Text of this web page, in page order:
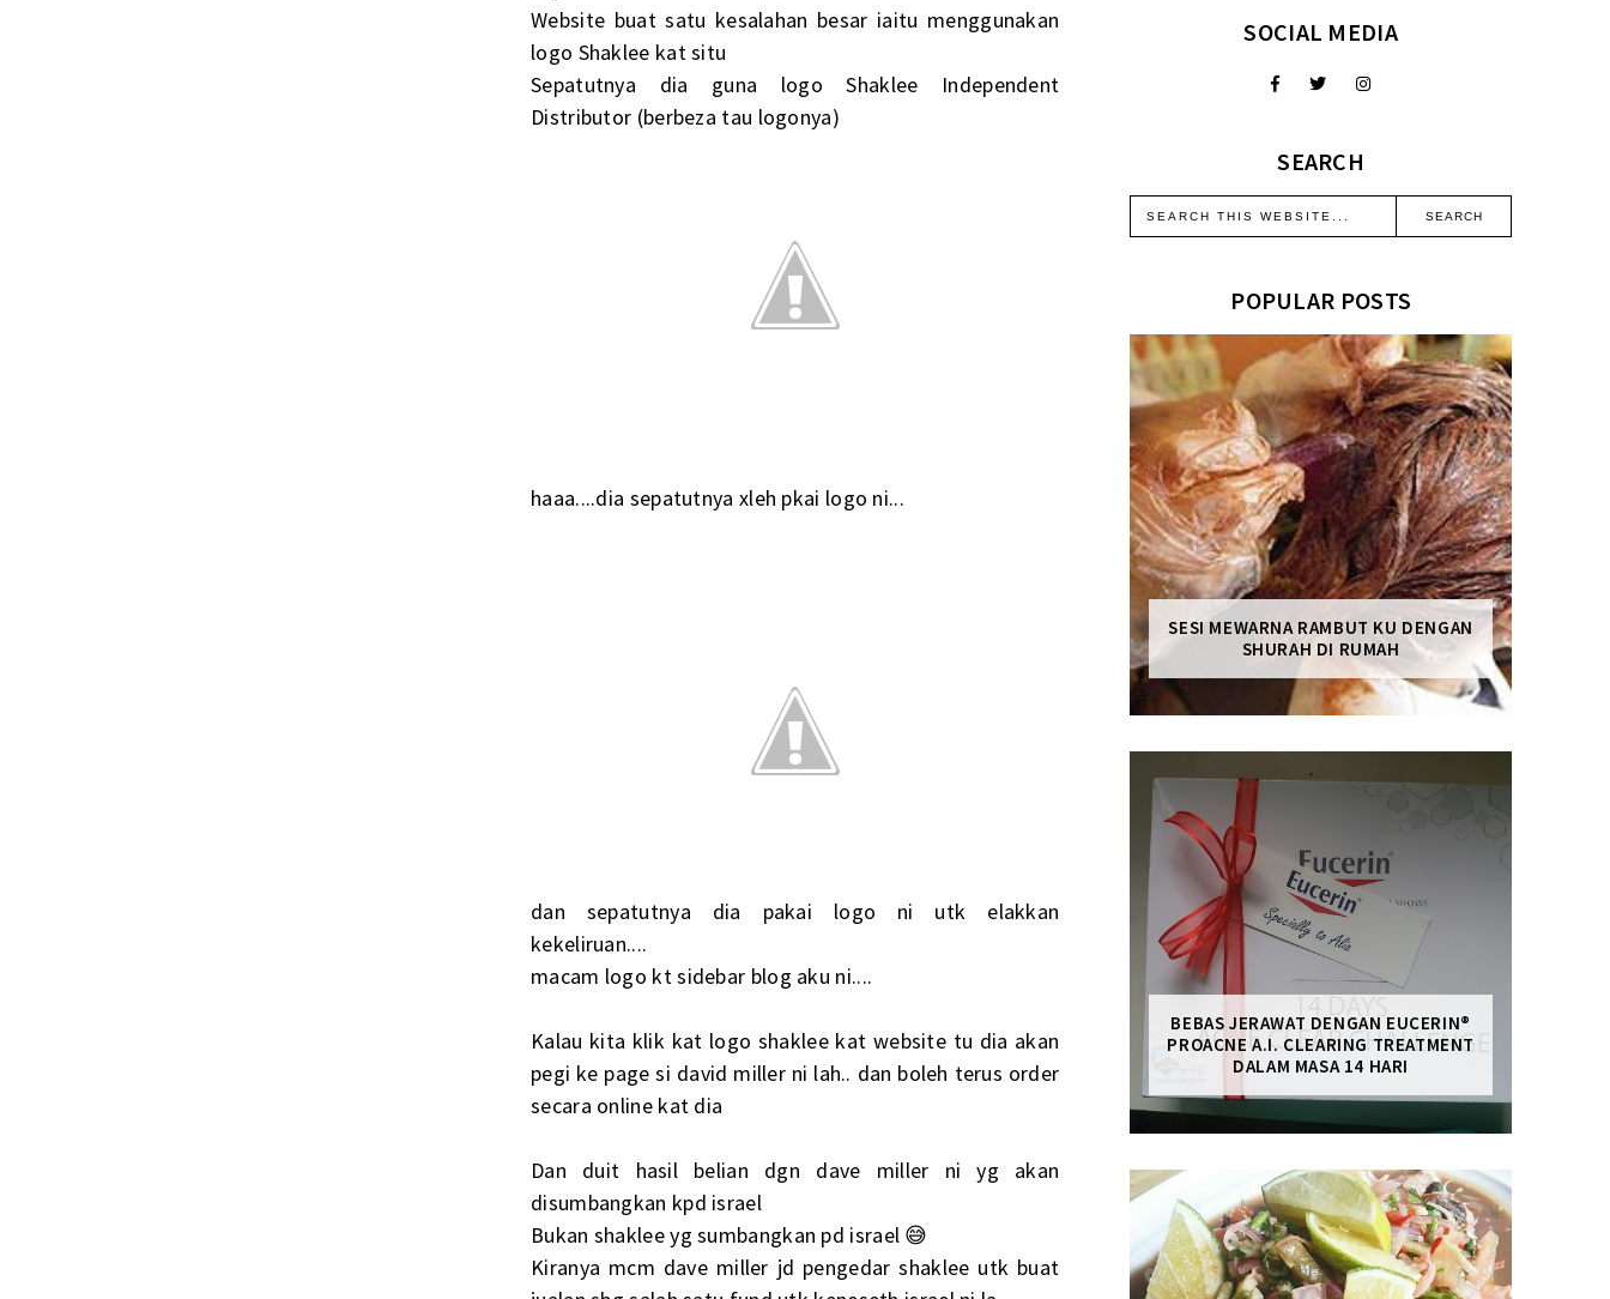
Website buat satu kesalahan besar iaitu menggunakan
logo Shaklee kat situ
Sepatutnya dia guna logo Shaklee Independent
Distributor (berbeza tau logonya)
haaa....dia sepatutnya xleh pkai logo ni...
dan sepatutnya dia pakai logo ni utk elakkan
kekeliruan....
macam logo kt sidebar blog aku ni....
Kalau kita klik kat logo shaklee kat website tu dia akan
pegi ke page si david miller ni lah.. dan boleh terus order
secara online kat dia
Dan duit hasil belian dgn dave miller ni yg akan
disumbangkan kpd israel
Bukan shaklee yg sumbangkan pd israel 😅
Kiranya mcm dave miller jd pengedar shaklee utk buat
SOCIAL MEDIA
SEARCH
POPULAR POSTS
SESI MEWARNA RAMBUT KU DENGAN
SHURAH DI RUMAH
BEBAS JERAWAT DENGAN EUCERIN®
PROACNE A.I. CLEARING TREATMENT
DALAM MASA 14 HARI